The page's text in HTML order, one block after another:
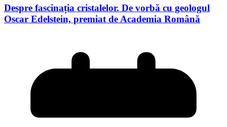
Despre fascinația cristalelor. De vorbă cu geologul
Oscar Edelstein, premiat de Academia Română